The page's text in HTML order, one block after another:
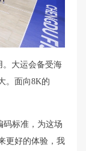
。大运会备受海
。面向8K的
码标准，为这场
更好的体验，我